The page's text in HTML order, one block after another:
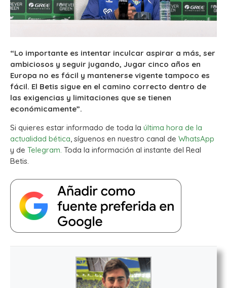
“Lo importante es intentar inculcar aspirar a más, ser
ambiciosos y seguir jugando, Jugar cinco años en
Europa no es fácil y mantenerse vigente tampoco es
fácil. El Betis sigue en el camino correcto dentro de
las exigencias y limitaciones que se tienen
económicamente”.
Si quieres estar informado de toda la última hora de la
actualidad bética, síguenos en nuestro canal de WhatsApp
y de Telegram. Toda la información al instante del Real
Betis.